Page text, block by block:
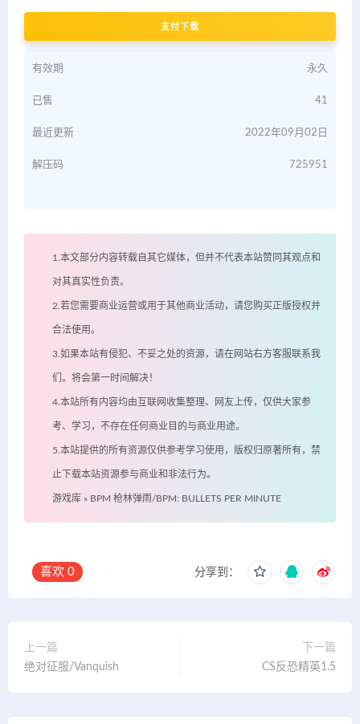
支付下载
有效期 永久
已售 41
最近更新 2022年09月02日
解压码 725951
1.本文部分内容转载自其它媒体，但并不代表本站赞同其观点和
对其真实性负责。
2.若您需要商业运营或用于其他商业活动，请您购买正版授权并
合法使用。
3.如果本站有侵犯、不妥之处的资源，请在网站右方客服联系我
们。将会第一时间解决！
4.本站所有内容均由互联网收集整理、网友上传，仅供大家参
考、学习，不存在任何商业目的与商业用途。
5.本站提供的所有资源仅供参考学习使用，版权归原著所有，禁
止下载本站资源参与商业和非法行为。
游戏库 » BPM 枪林弹雨/BPM: BULLETS PER MINUTE
喜欢 0 分享到：
上一篇
绝对征服/Vanquish
下一篇
CS反恐精英1.5